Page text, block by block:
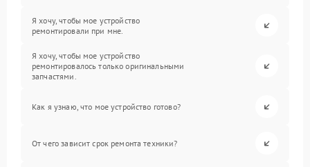
Я хочу, чтобы мое устройство
ремонтировали при мне.
Я хочу, чтобы мое устройство
ремонтировалось только оригинальными
запчастями.
Как я узнаю, что мое устройство готово?
От чего зависит срок ремонта техники?